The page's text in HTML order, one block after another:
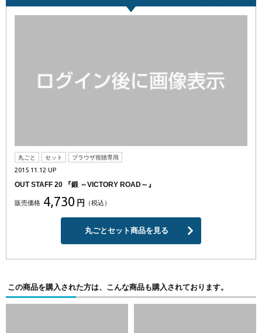
丸ごと セット ブラウザ視聴専用
2015.11.12 UP
OUT STAFF 20 『鍛 ～VICTORY ROAD～』
販売価格 4,730 円 （税込）
丸ごとセット商品を見る
この商品を購入された方は、こんな商品も購入されております。